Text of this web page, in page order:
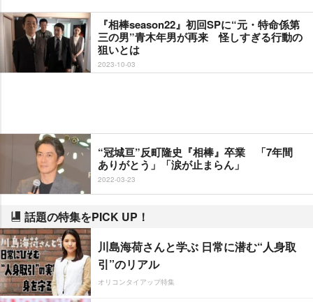
『相棒season22』初回SPに“元・特命係第
三の男”青木年男が再来 怪しすぎる行動の
狙いとは
2023-10-03
“冠城亘”反町隆史『相棒』卒業 「7年間
ありがとう」「涙が止まらん」
2022-03-23
話題の特集をPICK UP！
川島海荷さんと学ぶ 日常に潜む“人身取
引”のリアル
オリコンタイアップ特集